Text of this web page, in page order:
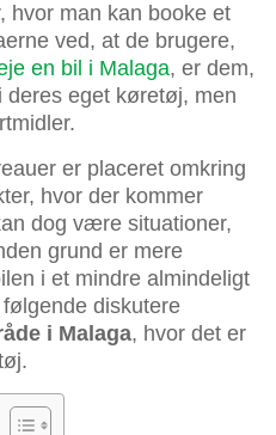
hvor man kan booke et
ved, at de brugere,
en bil i Malaga, er dem,
eget køretøj, men
er placeret omkring
hvor der kommer
dog være situationer,
grund er mere
i et mindre almindeligt
diskutere
i Malaga, hvor det er